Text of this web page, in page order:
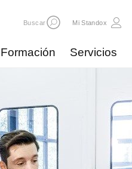
Buscar Mi Standox
Formación Servicios